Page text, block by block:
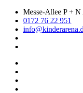
Zum
Inhalt
springen
Messe-Allee P +
0172 76 22 951